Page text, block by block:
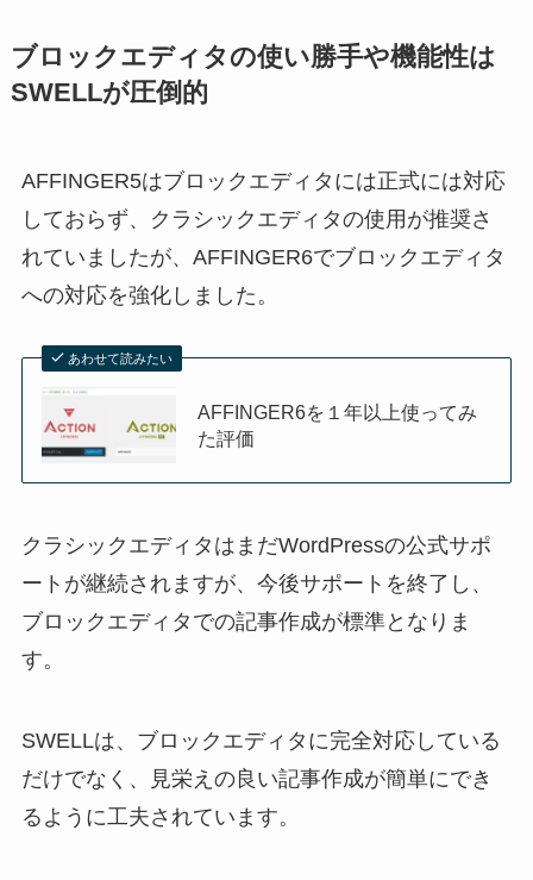
ブロックエディタの使い勝手や機能性は
SWELLが圧倒的
AFFINGER5はブロックエディタには正式には対応
しておらず、クラシックエディタの使用が推奨さ
れていましたが、AFFINGER6でブロックエディタ
への対応を強化しました。
あわせて読みたい
AFFINGER6を１年以上使ってみ
た評価
クラシックエディタはまだWordPressの公式サポ
ートが継続されますが、今後サポートを終了し、
ブロックエディタでの記事作成が標準となりま
す。
SWELLは、ブロックエディタに完全対応している
だけでなく、見栄えの良い記事作成が簡単にでき
るように工夫されています。